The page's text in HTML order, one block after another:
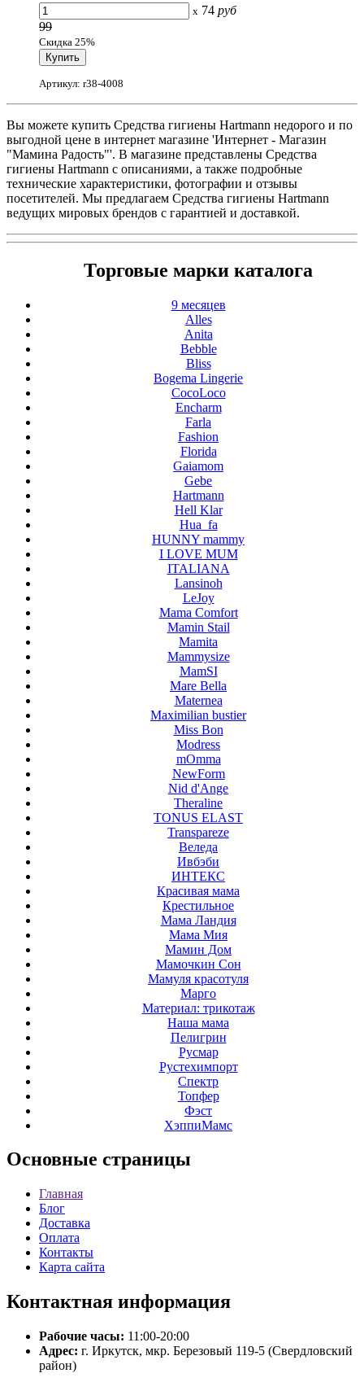
x 74 руб
99
Скидка 25%
Артикул: r38-4008
Вы можете купить Cредства гигиены Hartmann недорого и по
выгодной цене в интернет магазине 'Интернет - Магазин
"Мамина Радость"'. В магазине представлены Cредства
гигиены Hartmann с описаниями, а также подробные
технические характеристики, фотографии и отзывы
посетителей. Мы предлагаем Cредства гигиены Hartmann
ведущих мировых брендов с гарантией и доставкой.
Торговые марки каталога
9 месяцев
Alles
Anita
Bebble
Bliss
Bogema Lingerie
CocoLoco
Encharm
Farla
Fashion
Florida
Gaiamom
Gebe
Hartmann
Hell Klar
Hua_fa
HUNNY mammy
I LOVE MUM
ITALIANA
Lansinoh
LeJoy
Mama Comfort
Mamin Stail
Mamita
Mammysize
MamSI
Mare Bella
Maternea
Maximilian bustier
Miss Bon
Modress
mOmma
NewForm
Nid d'Ange
Theraline
TONUS ELAST
Transpareze
Веледа
Ивбэби
ИНТЕКС
Красивая мама
Крестильное
Мама Ландия
Мама Мия
Мамин Дом
Мамочкин Сон
Мамуля красотуля
Марго
Материал: трикотаж
Наша мама
Пелигрин
Русмар
Рустехимпорт
Спектр
Топфер
Фэст
ХэппиМамс
Основные страницы
Главная
Блог
Доставка
Оплата
Контакты
Карта сайта
Контактная информация
Рабочие часы: 11:00-20:00
Адрес: г. Иркутск, мкр. Березовый 119-5 (Свердловский
район)